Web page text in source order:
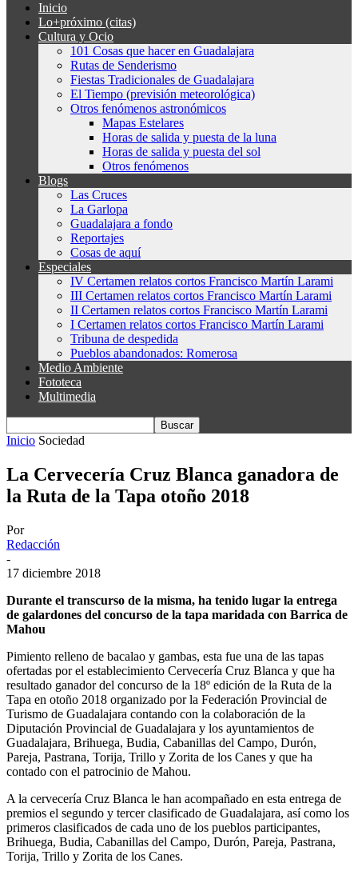
Inicio
Lo+próximo (citas)
Cultura y Ocio
101 Cosas que hacer en Guadalajara
Rutas de Senderismo
Fiestas Tradicionales de Guadalajara
El Tiempo (previsión meteorológica)
Otros fenómenos astronómicos
Mapas Estelares
Horas de salida y puesta de la luna
Horas de salida y puesta del sol
Otros fenómenos
Blogs
Las Cruces
La Garlopa
Guadalajara a fondo
Reportajes
Cosas de aquí
Especiales
IV Certamen relatos cortos Francisco Martín Larami
III Certamen relatos cortos Francisco Martín Larami
II Certamen relatos cortos Francisco Martín Larami
I Certamen relatos cortos Francisco Martín Larami
Tribuna de despedida
Pueblos abandonados: Romerosa
Medio Ambiente
Fototeca
Multimedia
Inicio Sociedad
La Cervecería Cruz Blanca ganadora de
la Ruta de la Tapa otoño 2018
Por
Redacción
-
17 diciembre 2018
Durante el transcurso de la misma, ha tenido lugar la entrega
de galardones del concurso de la tapa maridada con Barrica de
Mahou
Pimiento relleno de bacalao y gambas, esta fue una de las tapas
ofertadas por el establecimiento Cervecería Cruz Blanca y que ha
resultado ganador del concurso de la 18º edición de la Ruta de la
Tapa en otoño 2018 organizado por la Federación Provincial de
Turismo de Guadalajara contando con la colaboración de la
Diputación Provincial de Guadalajara y los ayuntamientos de
Guadalajara, Brihuega, Budia, Cabanillas del Campo, Durón,
Pareja, Pastrana, Torija, Trillo y Zorita de los Canes y que ha
contado con el patrocinio de Mahou.
A la cervecería Cruz Blanca le han acompañado en esta entrega de
premios el segundo y tercer clasificado de Guadalajara, así como los
primeros clasificados de cada uno de los pueblos participantes,
Brihuega, Budia, Cabanillas del Campo, Durón, Pareja, Pastrana,
Torija, Trillo y Zorita de los Canes.